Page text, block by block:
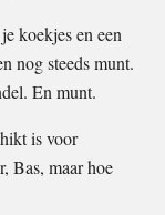
koekjes en een
nog steeds munt.
En munt.
is voor
Bas, maar hoe